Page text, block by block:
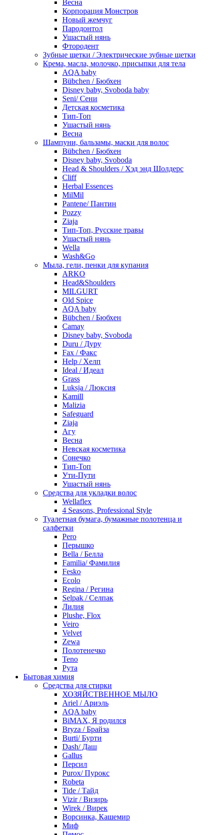
Весна
Корпорация Монстров
Новый жемчуг
Пародонтол
Ушастый нянь
Фтородент
Зубные щетки / Электрические зубные щетки
Крема, масла, молочко, присыпки для тела
AQA baby
Bübchen / Бюбхен
Disney baby, Svoboda baby
Seni/ Сени
Детская косметика
Тип-Топ
Ушастый нянь
Весна
Шампуни, бальзамы, маски для волос
Bübchen / Бюбхен
Disney baby, Svoboda
Head & Shoulders / Хэд энд Шолдерс
Cliff
Herbal Essences
MilMil
Pantene/ Пантин
Pozzy
Ziaja
Тип-Топ, Русские травы
Ушастый нянь
Wella
Wash&Go
Мыла, гели, пенки для купания
ARKO
Head&Shoulders
MILGURT
Old Spice
AQA baby
Bübchen / Бюбхен
Camay
Disney baby, Svoboda
Duru / Дуру
Fax / Факс
Help / Хелп
Ideal / Идеал
Grass
Luksja / Люксия
Kamill
Malizia
Safeguard
Ziaja
Агу
Весна
Невская косметика
Сонечко
Тип-Топ
Ути-Пути
Ушастый нянь
Средства для укладки волос
Wellaflex
4 Seasons, Professional Style
Туалетная бумага, бумажные полотенца и
салфетки
Pero
Перышко
Bella / Белла
Familia/ Фамилия
Fesko
Ecolo
Regina / Регина
Selpak / Селпак
Лилия
Plushe, Flox
Veiro
Velvet
Zewa
Полотенечко
Teno
Рута
Бытовая химия
Средства для стирки
ХОЗЯЙСТВЕННОЕ МЫЛО
Ariel / Ариэль
AQA baby
BiMAX, Я родился
Bryza / Брайза
Burti/ Бурти
Dash/ Даш
Gallus
Персил
Purox/ Пурокс
Robeta
Tide / Тайд
Vizir / Визирь
Wirek / Вирек
Ворсинка, Кашемир
Миф